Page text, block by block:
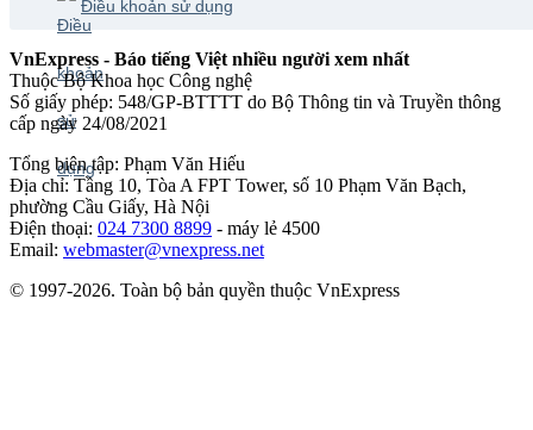
Điều khoản sử dụng
VnExpress - Báo tiếng Việt nhiều người xem nhất
Thuộc Bộ Khoa học Công nghệ
Số giấy phép: 548/GP-BTTTT do Bộ Thông tin và Truyền thông
cấp ngày 24/08/2021
Tổng biên tập: Phạm Văn Hiếu
Địa chỉ: Tầng 10, Tòa A FPT Tower, số 10 Phạm Văn Bạch,
phường Cầu Giấy, Hà Nội
Điện thoại: 024 7300 8899 - máy lẻ 4500
Email: webmaster@vnexpress.net
© 1997-2026. Toàn bộ bản quyền thuộc VnExpress